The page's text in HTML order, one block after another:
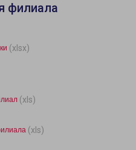
филиала
(xlsx)
(xls)
(xls)